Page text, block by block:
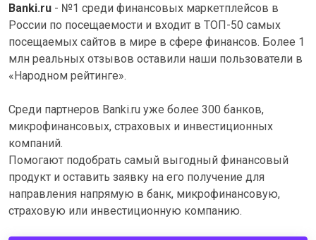
Banki.ru - №1 среди финансовых маркетплейсов в
России по посещаемости и входит в ТОП-50 самых
посещаемых сайтов в мире в сфере финансов. Более 1
млн реальных отзывов оставили наши пользователи в
«Народном рейтинге».
Среди партнеров Banki.ru уже более 300 банков,
микрофинансовых, страховых и инвестиционных
компаний.
Помогают подобрать самый выгодный финансовый
продукт и оставить заявку на его получение для
направления напрямую в банк, микрофинансовую,
страховую или инвестиционную компанию.